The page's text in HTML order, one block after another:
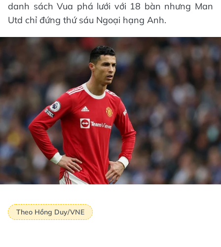
danh sách Vua phá lưới với 18 bàn nhưng Man
Utd chỉ đứng thứ sáu Ngoại hạng Anh.
Theo Hồng Duy/VNE